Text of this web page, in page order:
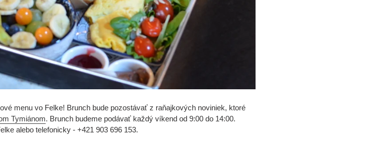
menu vo Felke! Brunch bude pozostávať z raňajkových noviniek, ktoré
Tymiánom. Brunch budeme podávať každý víkend od 9:00 do 14:00.
alebo telefonicky - +421 903 696 153.